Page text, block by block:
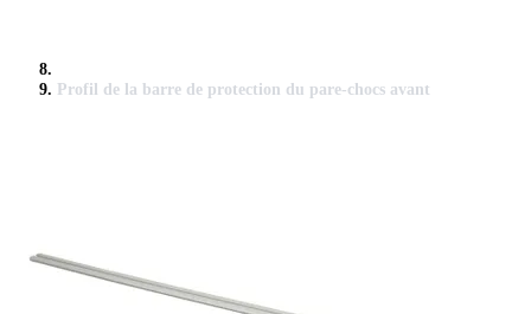
Profil de la barre de protection du pare-chocs avant